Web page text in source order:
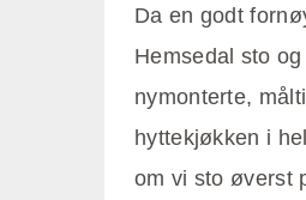
Da en godt
Hemsedal sto
nymonterte,
hyttekjøkken i
om vi sto øverst